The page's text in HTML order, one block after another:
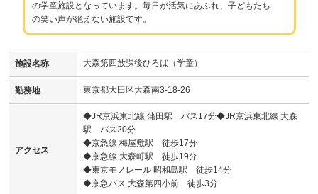
の学童施設となっています。毎日が活気にあふれ、子どもたち
の笑い声が絶えない施設です。
施設名称 大森第四放課後ひろば（学童）
勤務地 東京都大田区大森南3-18-26
アクセス
◆JR京浜東北線 蒲田駅 バス17分◆JR京浜東北線 大森
駅 バス20分
◆京急線 梅屋敷駅 徒歩17分
◆京急線 大森町駅 徒歩19分
◆東京モノレール 昭和島駅 徒歩14分
◆京急バス 大森第四小前 徒歩3分